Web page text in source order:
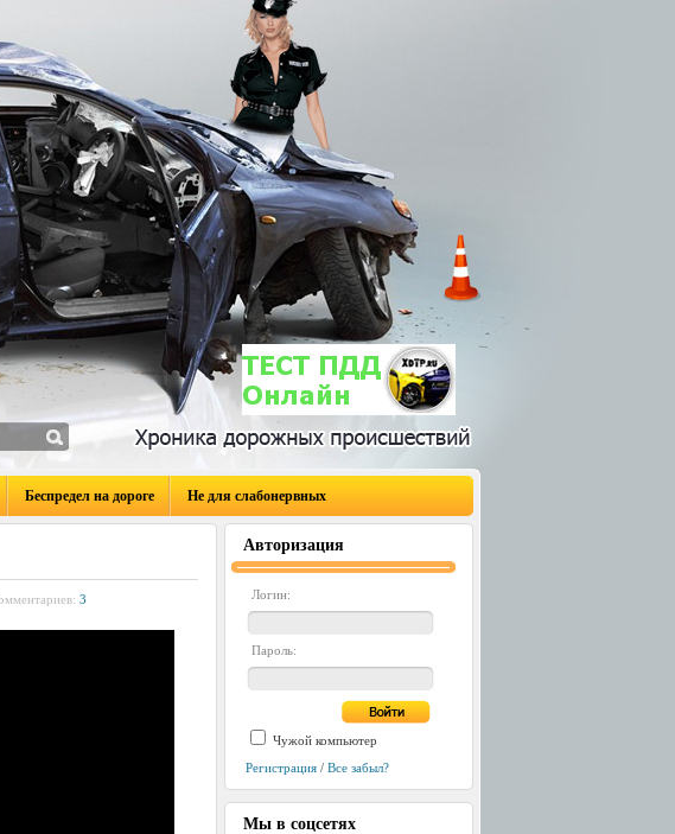
Беспредел на дороге Не для слабонервных
3
Авторизация
Логин:
Пароль:
Чужой компьютер
Регистрация / Все забыл?
Мы в соцсетях